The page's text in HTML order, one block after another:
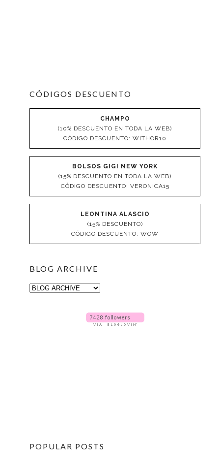
CÓDIGOS DESCUENTO
CHAMPO
(10% DESCUENTO EN TODA LA WEB)
CÓDIGO DESCUENTO: WITHOR10
BOLSOS GIGI NEW YORK
(15% DESCUENTO EN TODA LA WEB)
CÓDIGO DESCUENTO: VERONICA15
LEONTINA ALASCIO
(15% DESCUENTO)
CÓDIGO DESCUENTO: WOW
BLOG ARCHIVE
POPULAR POSTS